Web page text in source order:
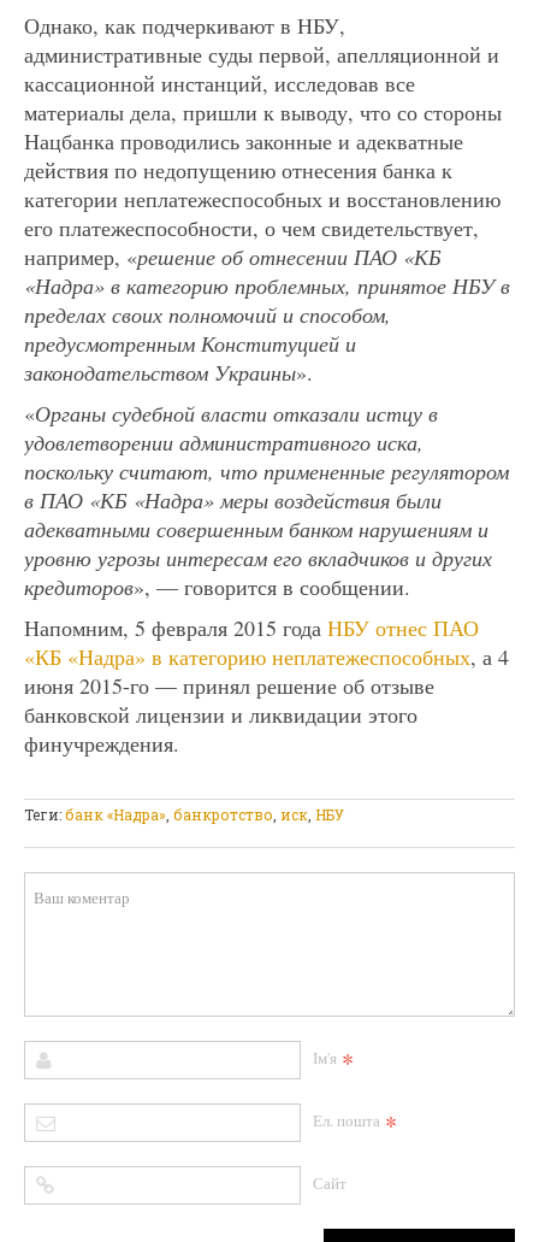
Однако, как подчеркивают в НБУ,
административные суды первой, апелляционной и
кассационной инстанций, исследовав все
материалы дела, пришли к выводу, что со стороны
Нацбанка проводились законные и адекватные
действия по недопущению отнесения банка к
категории неплатежеспособных и восстановлению
его платежеспособности, о чем свидетельствует,
например, «решение об отнесении ПАО «КБ
«Надра» в категорию проблемных, принятое НБУ в
пределах своих полномочий и способом,
предусмотренным Конституцией и
законодательством Украины».
«Органы судебной власти отказали истцу в
удовлетворении административного иска,
поскольку считают, что примененные регулятором
в ПАО «КБ «Надра» меры воздействия были
адекватными совершенным банком нарушениям и
уровню угрозы интересам его вкладчиков и других
кредиторов», — говорится в сообщении.
Напомним, 5 февраля 2015 года НБУ отнес ПАО
«КБ «Надра» в категорию неплатежеспособных, а 4
июня 2015-го — принял решение об отзыве
банковской лицензии и ликвидации этого
финучреждения.
Теги:банк «Надра» банкротство иск НБУ
Ім'я *
Ел. пошта *
Сайт